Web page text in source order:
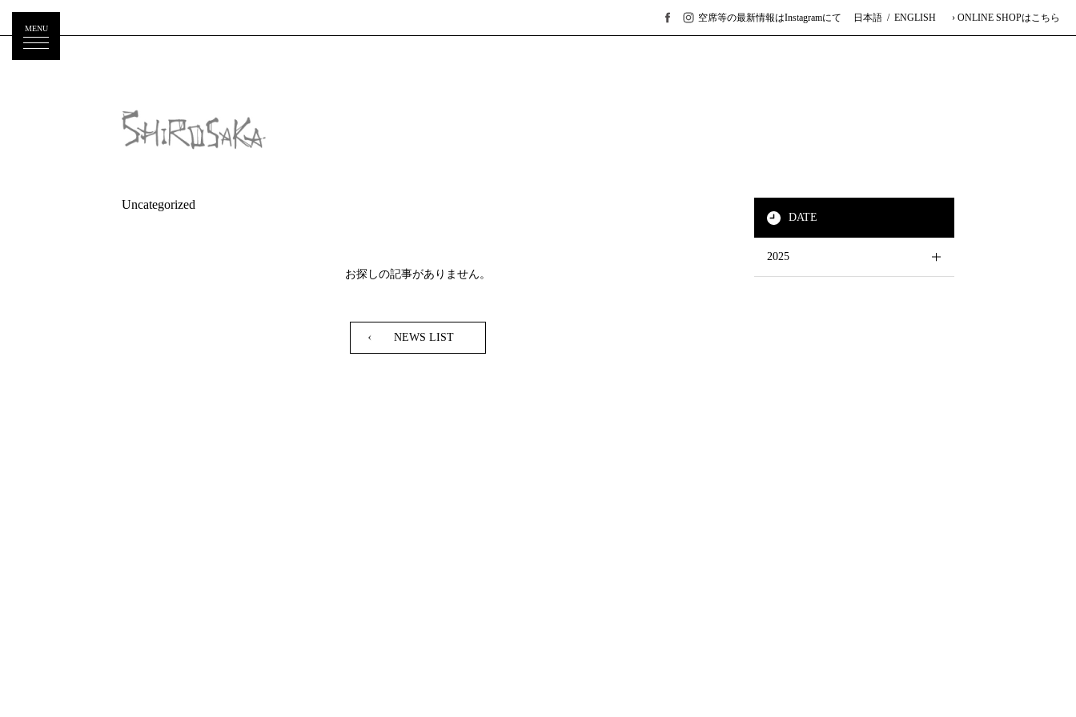
MENU
空席等の最新情報はInstagramにて 日本語 ENGLISH › ONLINE SHOPはこちら
/home/r4346472/public_html/shirosaka.jp/wp-content/themes/shirosaka/archive.phpon line27
Uncategorized
お探しの記事がありません。
NEWS LIST
DATE
2025